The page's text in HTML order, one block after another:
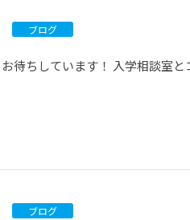
ブログ
待ちしています！ 入学相談室
ブログ